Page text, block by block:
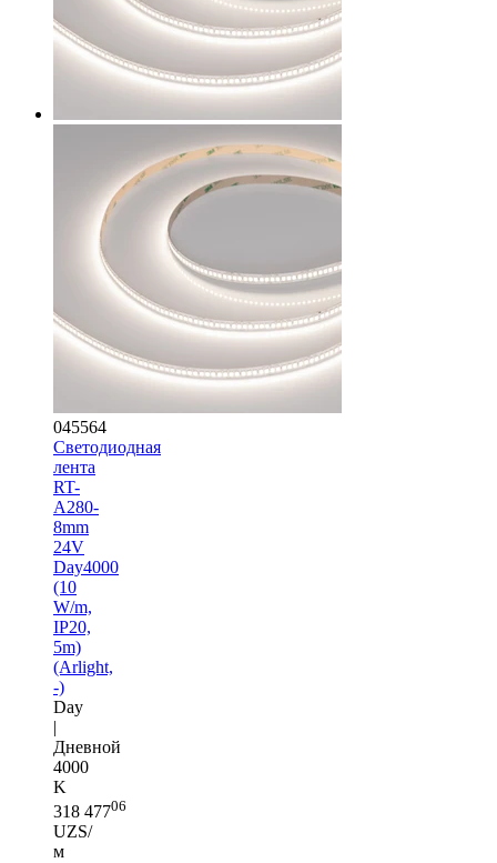
045564
Светодиодная
лента
RT-
A280-
8mm
24V
Day4000
(10
W/m,
IP20,
5m)
(Arlight,
-)
Day
|
Дневной
4000
K
318 47706
UZS/
м